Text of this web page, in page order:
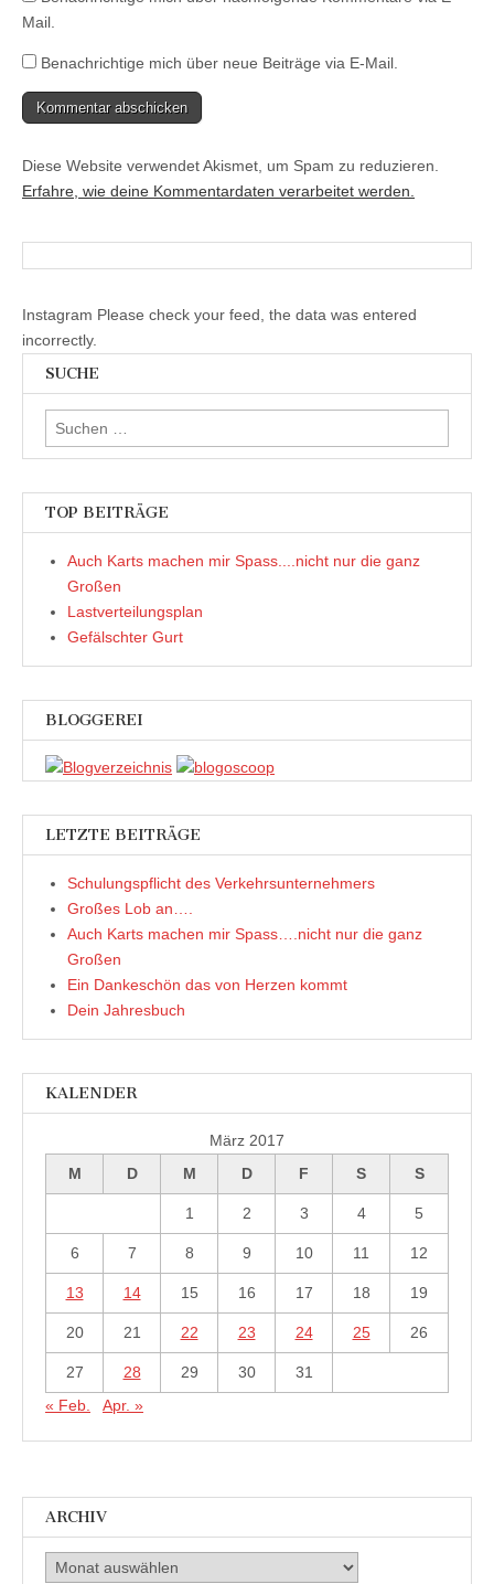
Mail.
Benachrichtige mich über neue Beiträge via E-Mail.
Diese Website verwendet Akismet, um Spam zu reduzieren.
Erfahre, wie deine Kommentardaten verarbeitet werden.
Instagram Please check your feed, the data was entered
incorrectly.
SUCHE
Suchen
nach:
TOP BEITRÄGE
Auch Karts machen mir Spass....nicht nur die ganz
Großen
Lastverteilungsplan
Gefälschter Gurt
BLOGGEREI
LETZTE BEITRÄGE
Schulungspflicht des Verkehrsunternehmers
Großes Lob an….
Auch Karts machen mir Spass….nicht nur die ganz
Großen
Ein Dankeschön das von Herzen kommt
Dein Jahresbuch
KALENDER
März 2017
M
D M D F S S
1 2 3 4 5
6 7 8 9 10 11 12
13 14 15 16 17 18 19
20 21 22 23 24 25 26
27 28 29 30
31
« Feb.
Apr. »
ARCHIV
Archiv